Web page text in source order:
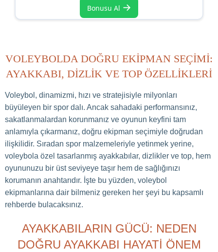
Bonusu Al →
VOLEYBOLDA DOĞRU EKIPMAN SEÇIMI:
AYAKKABI, DIZLIK VE TOP ÖZELLIKLERI
Voleybol, dinamizmi, hızı ve stratejisiyle milyonları
büyüleyen bir spor dalı. Ancak sahadaki performansınız,
sakatlanmalardan korunmanız ve oyunun keyfini tam
anlamıyla çıkarmanız, doğru ekipman seçimiyle doğrudan
ilişkilidir. Sıradan spor malzemeleriyle yetinmek yerine,
voleybola özel tasarlanmış ayakkabılar, dizlikler ve top, hem
oyununuzu bir üst seviyeye taşır hem de sağlığınızı
korumanın anahtarıdır. İşte bu yüzden, voleybol
ekipmanlarına dair bilmeniz gereken her şeyi bu kapsamlı
rehberde bulacaksınız.
AYAKKABILARIN GÜCÜ: NEDEN
DOĞRU AYAKKABI HAYATI ÖNEM